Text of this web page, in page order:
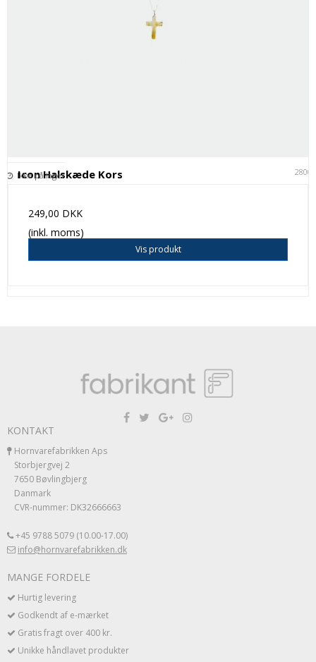
Icon Halskæde Kors 2800
Ikke på lager
249,00 DKK
(inkl. moms)
Vis produkt
KONTAKT
Hornvarefabrikken Aps
Storbjergvej 2
7650 Bøvlingbjerg
Danmark
CVR-nummer: DK32666663
+45 9788 5079 (10.00-17.00)
info@hornvarefabrikken.dk
MANGE FORDELE
Hurtig levering
Godkendt af e-mærket
Gratis fragt over 400 kr.
Unikke håndlavet produkter